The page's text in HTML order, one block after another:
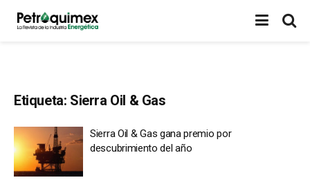
Etiqueta: Sierra Oil & Gas
Sierra Oil & Gas gana premio por
descubrimiento del año